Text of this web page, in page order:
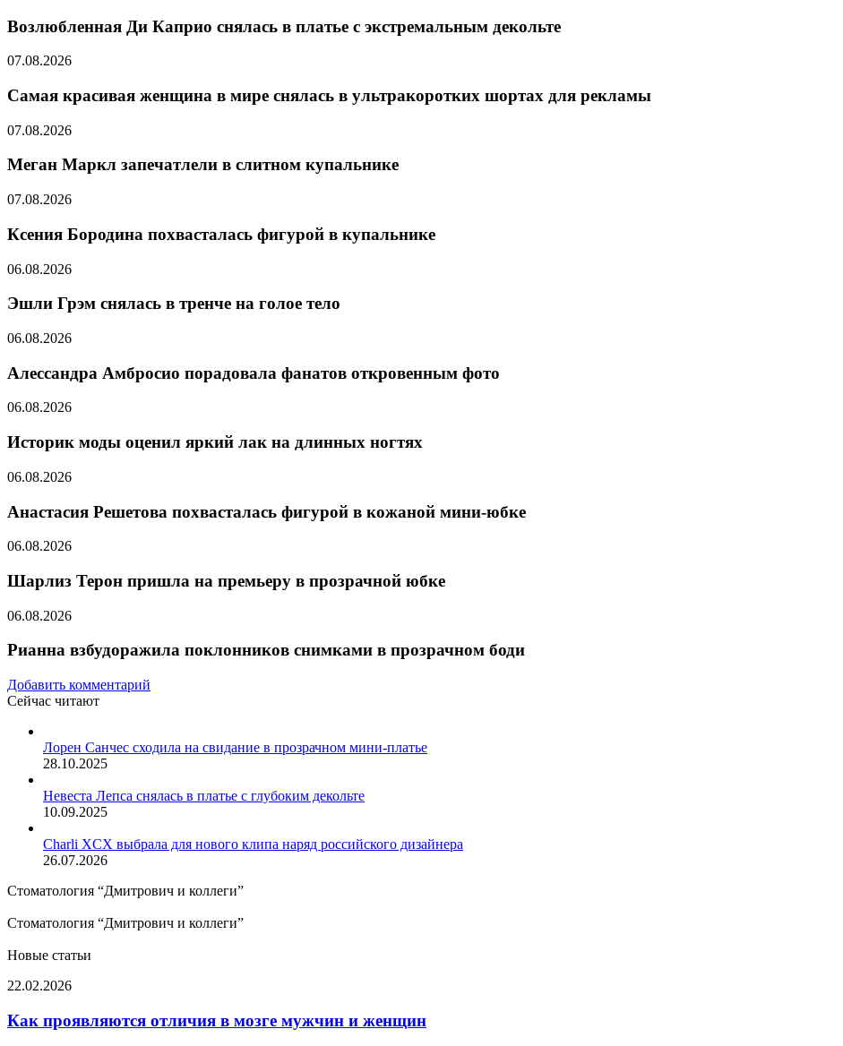
Возлюбленная Ди Каприо снялась в платье с экстремальным декольте
07.08.2026
Самая красивая женщина в мире снялась в ультракоротких шортах для рекламы
07.08.2026
Меган Маркл запечатлели в слитном купальнике
07.08.2026
Ксения Бородина похвасталась фигурой в купальнике
06.08.2026
Эшли Грэм снялась в тренче на голое тело
06.08.2026
Алессандра Амбросио порадовала фанатов откровенным фото
06.08.2026
Историк моды оценил яркий лак на длинных ногтях
06.08.2026
Анастасия Решетова похвасталась фигурой в кожаной мини-юбке
06.08.2026
Шарлиз Терон пришла на премьеру в прозрачной юбке
06.08.2026
Рианна взбудоражила поклонников снимками в прозрачном боди
Добавить комментарий
Сейчас читают
Лорен Санчес сходила на свидание в прозрачном мини-платье
28.10.2025
Невеста Лепса снялась в платье с глубоким декольте
10.09.2025
Charli XCX выбрала для нового клипа наряд российского дизайнера
26.07.2026
Стоматология “Дмитрович и коллеги”
Стоматология “Дмитрович и коллеги”
Новые статьи
Как
отличия
в
22.02.2026
Как проявляются отличия в мозге мужчин и женщин